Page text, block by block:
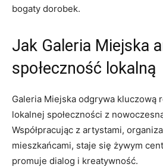
bogaty‍ dorobek.
Jak Galeria‌ Miejska
społeczność lokalną
Galeria Miejska odgrywa ​kluczową⁣
lokalnej społeczności z
Współpracując z artystami,
mieszkańcami, ⁤staje się żywym
promuje dialog ⁢i kreatywność.